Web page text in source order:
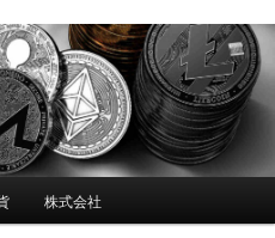
株式会社